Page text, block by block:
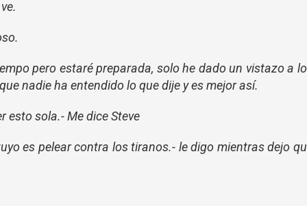
pero estaré preparada, solo he dado un vistazo a
nadie ha entendido lo que dije y es mejor así.
esto sola.- Me dice Steve
es pelear contra los tiranos.- le digo mientras dejo